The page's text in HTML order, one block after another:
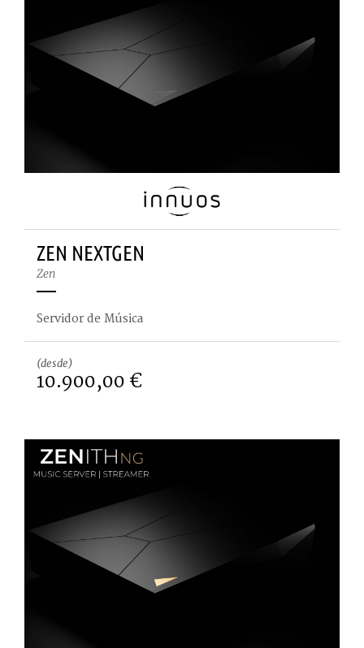
ZEN NEXTGEN
Zen
Servidor de Música
(desde)
10.900,00 €